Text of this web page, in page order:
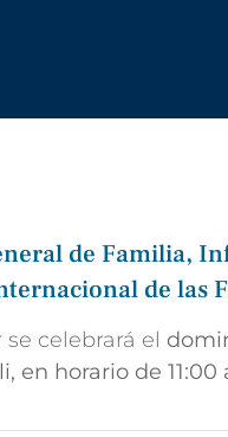
de Familia,
de las
celebrará el
en horario de 11:00